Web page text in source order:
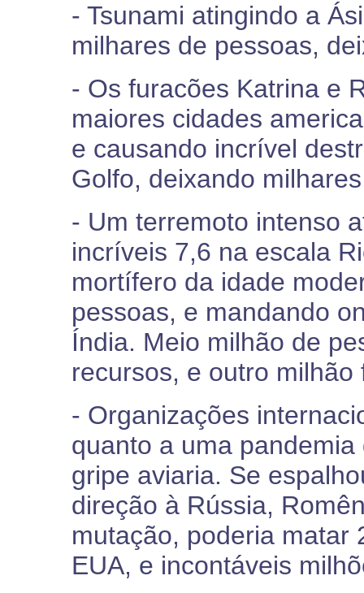
- Tsunami atingindo a
milhares de pessoas,
- Os furacões Katrina e
maiores cidades
e causando incrível
Golfo, deixando
- Um terremoto intenso
incríveis 7,6 na escala
mortífero da idade
pessoas, e mandando
Índia. Meio milhão de
recursos, e outro milhão
- Organizações
quanto a uma
gripe aviaria. Se
direção à Rússia,
mutação, poderia matar
EUA, e incontáveis